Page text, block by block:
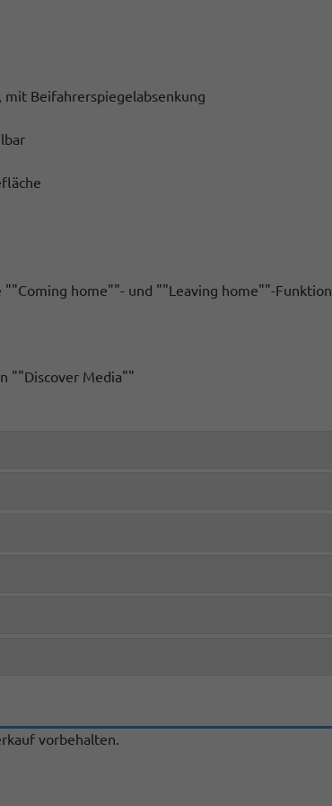
mit Beifahrerspiegelabsenkung
""Coming home""- und ""Leaving home""-Funktion
""Discover Media""
vorbehalten.